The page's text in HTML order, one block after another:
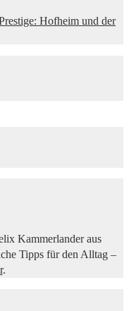
Hofheim und der
Kammerlander aus
Tipps für den Alltag –
.